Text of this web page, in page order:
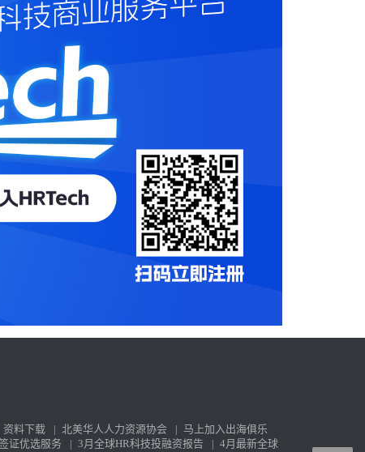
资料下载 | 北美华人人力资源协会 | 马上加入出海俱乐
证优选服务 | 3月全球HR科技投融资报告 | 4月最新全球